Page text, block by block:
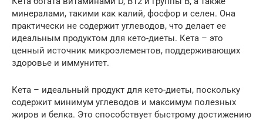
минералами, такими как калий, фосфор и селен. Она
практически не содержит углеводов, что делает ее
идеальным продуктом для кето-диеты. Кета – это
ценный источник микроэлементов, поддерживающих
здоровье и иммунитет.
Кета – идеальный продукт для кето-диеты, поскольку
содержит минимум углеводов и максимум полезных
жиров и белка. Это способствует быстрому достижению